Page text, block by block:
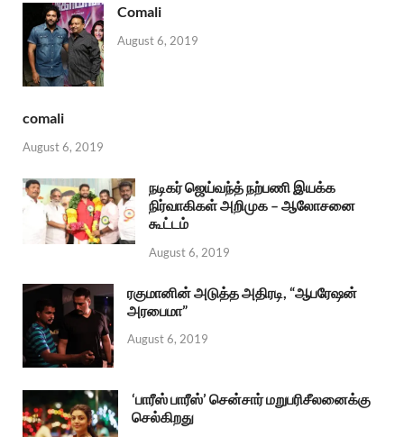
Comali
August 6, 2019
comali
August 6, 2019
நடிகர் ஜெய்வந்த் நற்பணி இயக்க
நிர்வாகிகள் அறிமுக – ஆலோசனை
கூட்டம்
August 6, 2019
ரகுமானின் அடுத்த அதிரடி, “ஆபரேஷன்
அரபைமா”
August 6, 2019
‘பாரீஸ் பாரீஸ்’ சென்சார் மறுபரிசீலனைக்கு
செல்கிறது